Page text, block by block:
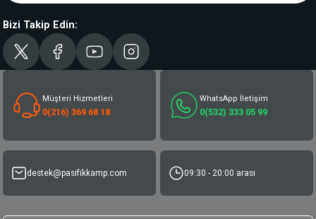
Bizi Takip Edin:
Müşteri Hizmetleri
0(216) 369 68 18
WhatsApp İletişim
0(532) 333 05 99
destek@pasifikkamp.com 09:30 - 20:00 arası